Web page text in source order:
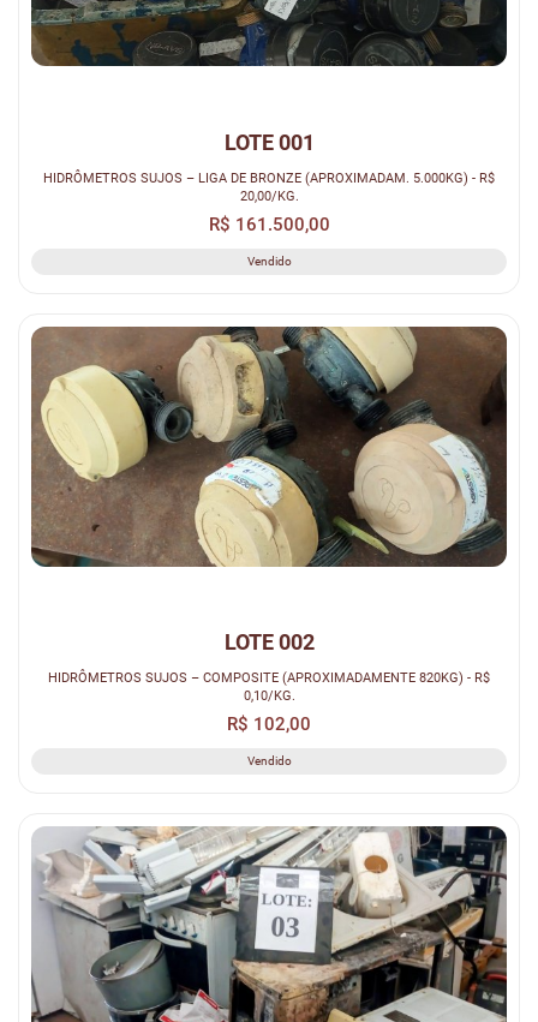
LOTE 001
HIDRÔMETROS SUJOS – LIGA DE BRONZE (APROXIMADAM. 5.000KG) - R$
20,00/KG.
R$ 161.500,00
Vendido
LOTE 002
HIDRÔMETROS SUJOS – COMPOSITE (APROXIMADAMENTE 820KG) - R$
0,10/KG.
R$ 102,00
Vendido